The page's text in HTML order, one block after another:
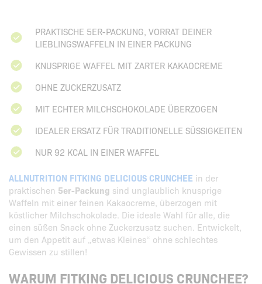
PRAKTISCHE 5ER-PACKUNG, VORRAT DEINER
LIEBLINGSWAFFELN IN EINER PACKUNG
KNUSPRIGE WAFFEL MIT ZARTER KAKAOCREME
OHNE ZUCKERZUSATZ
MIT ECHTER MILCHSCHOKOLADE ÜBERZOGEN
IDEALER ERSATZ FÜR TRADITIONELLE SÜSSIGKEITEN
NUR 92 KCAL IN EINER WAFFEL
ALLNUTRITION FITKING DELICIOUS CRUNCHEE in der
praktischen 5er-Packung sind unglaublich knusprige
Waffeln mit einer feinen Kakaocreme, überzogen mit
köstlicher Milchschokolade. Die ideale Wahl für alle, die
einen süßen Snack ohne Zuckerzusatz suchen. Entwickelt,
um den Appetit auf „etwas Kleines“ ohne schlechtes
Gewissen zu stillen!
WARUM FITKING DELICIOUS CRUNCHEE?